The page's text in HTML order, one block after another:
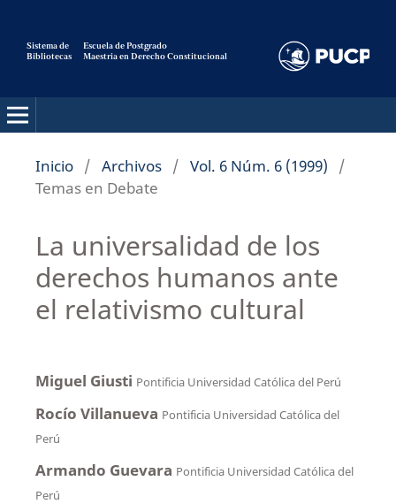
Sistema de
Bibliotecas
Escuela de Postgrado
Maestria en Derecho Constitucional
Inicio / Archivos / Vol. 6 Núm. 6 (1999)
/
Temas en Debate
La universalidad de los
derechos humanos ante
el relativismo cultural
Miguel Giusti Pontificia Universidad Católica del Perú
Rocío Villanueva Pontificia Universidad Católica del
Perú
Armando Guevara Pontificia Universidad Católica del
Perú